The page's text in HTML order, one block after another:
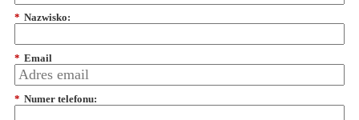
* Nazwisko:
* Email
* Numer telefonu: